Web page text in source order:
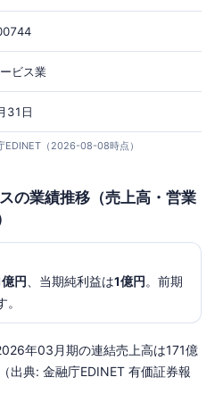
ビス業
31日
EDINET（2026-08-08時点）
の業績推移（売上高・営業
円 、当期純利益は1億円 。前期
年03月期の連結売上高は171億
出典: 金融庁EDINET 有価証券報